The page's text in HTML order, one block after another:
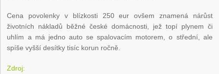
Cena povolenky v blízkosti 250 eur ovšem znamená nárůst
životních nákladů běžné české domácnosti, jež topí plynem či
uhlím a má jedno auto se spalovacím motorem, o střední, ale
spíše vyšší desítky tisíc korun ročně.
Zdroj: